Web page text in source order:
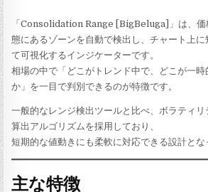
「Consolidation Range [BigBeluga]」は、価
態にあるゾーンを自動で検出し、チャート上
て可視化するインジケーターです。
相場の中で「どこがトレンド中で、どこが一
か」を一目で判別できるのが特徴です。
一般的なレンジ検出ツールと比べ、ボラティ
算出アルゴリズムを採用しており、
短期的な値動きにも柔軟に対応できる設計とな
主な特徴